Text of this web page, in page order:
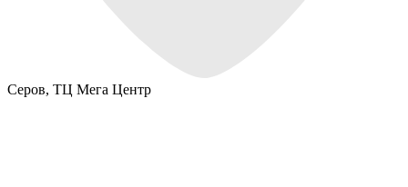
Серов, ТЦ Мега Центр